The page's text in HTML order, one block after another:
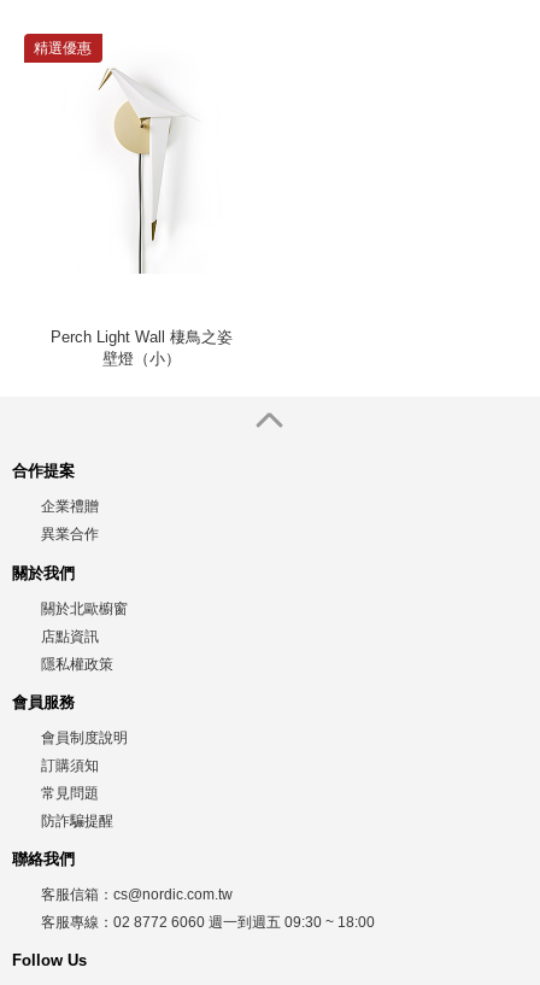
精選優惠
Perch Light Wall 棲鳥之姿
壁燈（小）
合作提案
企業禮贈
異業合作
關於我們
關於北歐櫥窗
店點資訊
隱私權政策
會員服務
會員制度說明
訂購須知
常見問題
防詐騙提醒
聯絡我們
客服信箱： cs@nordic.com.tw
客服專線： 02 8772 6060 週一到週五 09:30 ~ 18:00
Follow Us